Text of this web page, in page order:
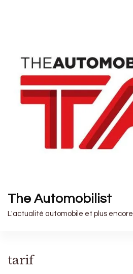
The Automobilist
L'actualité automobile et plus encore
tarif